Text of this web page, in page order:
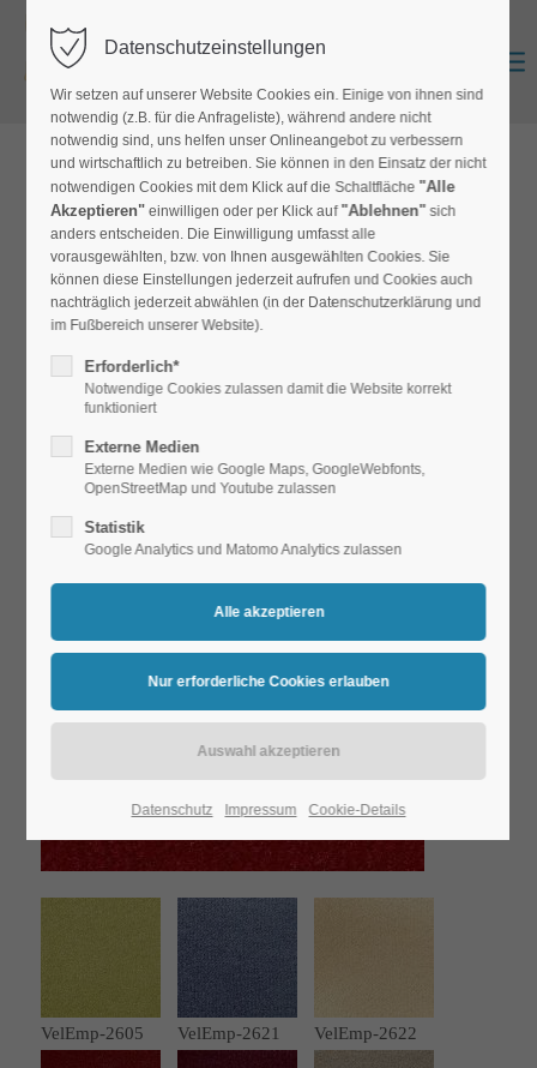
Zurück Anmelden
zur Produktübersicht
Velours Empire
Velours-Empire
Hoher und sehr dichter Velours in kräftigen Farben,
Beanspruchungsklasse 32.
Einsatzbereich: Hotelzimmer, Kindergärten, Wohnbereich,
VelEmp-2605 VelEmp-2621 VelEmp-2622
Datenschutzeinstellungen
Wir setzen auf unserer Website Cookies ein. Einige von ihnen sind
notwendig (z.B. für die Anfrageliste), während andere nicht
notwendig sind, uns helfen unser Onlineangebot zu verbessern
und wirtschaftlich zu betreiben. Sie können in den Einsatz der nicht
notwendigen Cookies mit dem Klick auf die Schaltfläche "Alle
Akzeptieren" einwilligen oder per Klick auf "Ablehnen" sich
anders entscheiden. Die Einwilligung umfasst alle
vorausgewählten, bzw. von Ihnen ausgewählten Cookies. Sie
können diese Einstellungen jederzeit aufrufen und Cookies auch
nachträglich jederzeit abwählen (in der Datenschutzerklärung und
im Fußbereich unserer Website).
Erforderlich*
Notwendige Cookies zulassen damit die Website korrekt
funktioniert
Externe Medien
Externe Medien wie Google Maps, GoogleWebfonts,
OpenStreetMap und Youtube zulassen
Statistik
Google Analytics und Matomo Analytics zulassen
Datenschutz Impressum Cookie-Details